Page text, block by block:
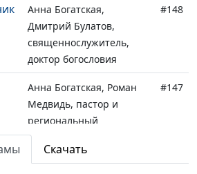
Анна Богатская,
Дмитрий Булатов,
священнослужитель,
доктор богословия
#148
Анна Богатская, Роман
Медвидь, пастор и
региональный
представитель
общероссийской
#147
Скачать